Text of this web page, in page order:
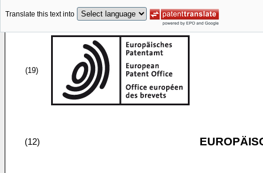
Translate this text into
(19)
(12)